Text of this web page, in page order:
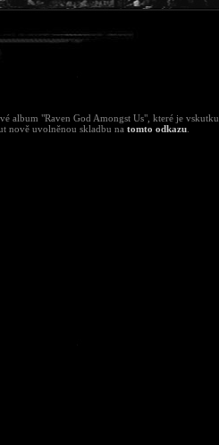
album "Raven God Amongst Us", které je vskutku
nově uvolněnou skladbu na tomto odkazu